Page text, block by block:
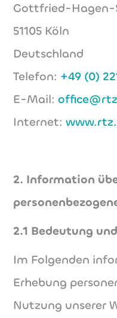
Gottfried-Hagen-
51105 Köln
Deutschland
Telefon: +49 (0)
E-Mail:
Internet:
2. Information
2.1 Bedeutung
Im Folgenden
Erhebung
Nutzung unserer